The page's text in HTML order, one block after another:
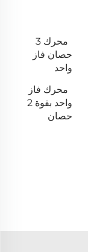
محرك 3
حصان فاز
واحد
محرك فاز
واحد بقوة 2
حصان